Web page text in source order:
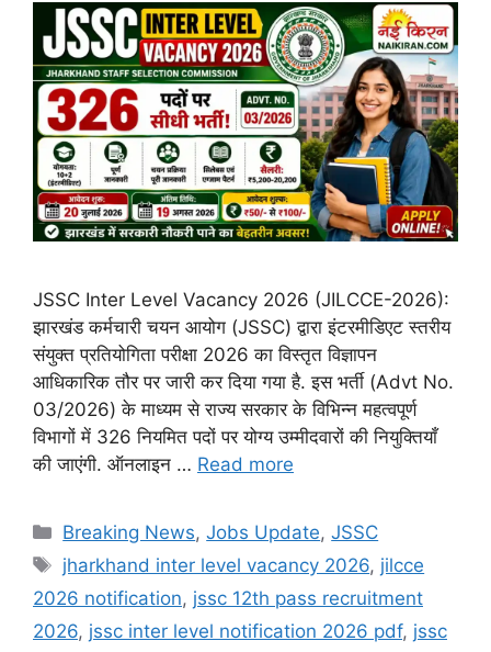
JSSC Inter Level Vacancy 2026 (JILCCE-2026):
झारखंड कर्मचारी चयन आयोग (JSSC) द्वारा इंटरमीडिएट स्तरीय
संयुक्त प्रतियोगिता परीक्षा 2026 का विस्तृत विज्ञापन
आधिकारिक तौर पर जारी कर दिया गया है. इस भर्ती (Advt No.
03/2026) के माध्यम से राज्य सरकार के विभिन्न महत्वपूर्ण
विभागों में 326 नियमित पदों पर योग्य उम्मीदवारों की नियुक्तियाँ
की जाएंगी. ऑनलाइन … Read more
Categories
Breaking News,Jobs Update,JSSC
Tags
jharkhand inter level vacancy 2026, jilcce
2026 notification, jssc 12th pass recruitment
2026, jssc inter level notification 2026 pdf, jssc